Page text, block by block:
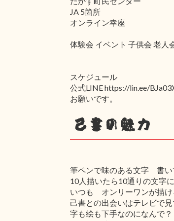
JA 5箇所
オンライン幸座
体験会 イベント 子供会 老人
スケジュール
公式LINE https://lin.ee/
お願いです。
己書の魅力
筆ペンで味のある文字 書い
10人描いたら10通りの文字に
いつも オンリーワンが描け
己書との出会いはテレビで
字も絵も下手なのになんで？